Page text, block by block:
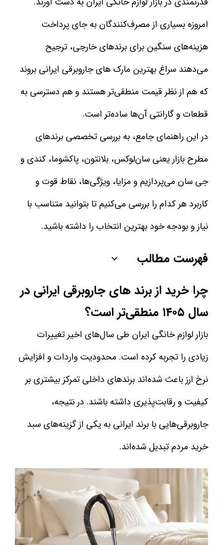
امروزه بسیاری از مصرف‌کنندگان به جای پرداخت
هزینه‌های سنگین برای برندهای خارجی، ترجیح
می‌دهند سراغ بهترین مارک های جاروبرقی ایرانی بروند
که هم از نظر قیمت منطقی‌تر هستند و هم دسترسی به
قطعات و گارانتی آن‌ها ساده‌تر است.
در این راهنمای جامع، به بررسی تخصصی برندهای
مطرح بازار یعنی سان‌لوکس، بلانتون، پاکشوما، کندی و
جی سان می‌پردازیم و مزایا، ویژگی‌ها، نقاط قوت و
کاربرد هر کدام را بررسی می‌کنیم تا بتوانید متناسب با
نیاز و بودجه خود بهترین انتخاب را داشته باشید.
فهرست مطالب
چرا خرید از برند های جاروبرقی ایرانی در
سال ۱۴۰۵ منطقی‌تر است؟
بازار لوازم خانگی ایران طی سال‌های اخیر تغییرات
زیادی را تجربه کرده است. محدودیت واردات و افزایش
نرخ ارز باعث شده‌اند برندهای داخلی تمرکز بیشتری بر
کیفیت و رقابت‌پذیری داشته باشند. در نتیجه،
جاروبرقی‌هایی با برند ایرانی به یکی از گزینه‌های سبد
خرید مردم تبدیل شده‌اند.